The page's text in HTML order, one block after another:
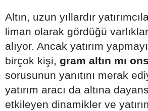
Altın, uzun yıllardır
liman olarak gördüğü
alıyor. Ancak yatırım
birçok kişi, gram altın mı
sorusunun yanıtını merak
yatırım aracı da altına
etkileyen dinamikler ve